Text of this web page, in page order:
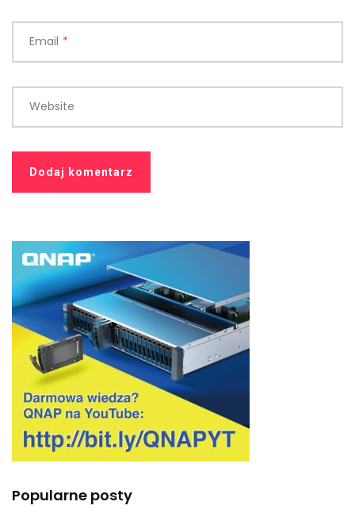
Email *
Website
Popularne posty